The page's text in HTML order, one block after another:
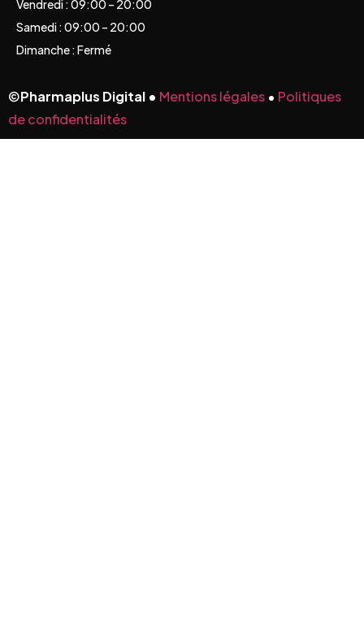
Vendredi : 09:00 – 20:00
Samedi : 09:00 – 20:00
Dimanche : Fermé
©Pharmaplus Digital • Mentions légales • Politiques
de confidentialités